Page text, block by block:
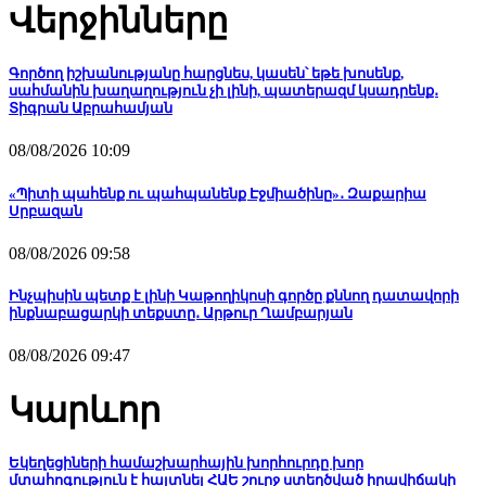
Վերջինները
Գործող իշխանությանը հարցնես, կասեն՝ եթե խոսենք,
սահմանին խաղաղություն չի լինի, պատերազմ կսադրենք․
Տիգրան Աբրահամյան
08/08/2026 10:09
«Պիտի պահենք ու պահպանենք Էջմիածինը»․ Զաքարիա
Սրբազան
08/08/2026 09:58
Ինչպիսին պետք է լինի Կաթողիկոսի գործը քննող դատավորի
ինքնաբացարկի տեքստը․ Արթուր Ղամբարյան
08/08/2026 09:47
Կարևոր
Եկեղեցիների համաշխարհային խորհուրդը խոր
մտահոգություն է հայտնել ՀԱԵ շուրջ ստեղծված իրավիճակի